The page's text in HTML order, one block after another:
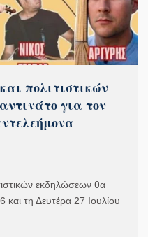
πολιτιστικών
για τον
εκδηλώσεων θα
και τη Δευτέρα 27 Ιουλίου